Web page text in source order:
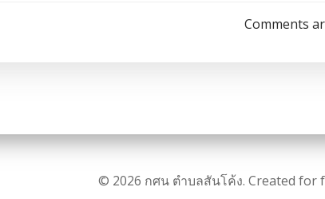
Comments
© 2026 กศน ตำบลสันโค้ง. Created for